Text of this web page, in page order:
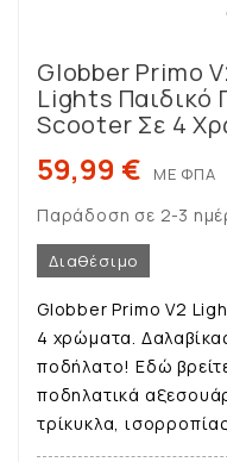
Globber Primo
Lights Παιδικό
Scooter Σε 4
59,99 € ΜΕ ΦΠΑ
Παράδοση σε 2-3
Διαθέσιμο
Globber Primo V2
4 χρώματα.
ποδήλατο! Εδώ
ποδηλατικά
τρίκυκλα,